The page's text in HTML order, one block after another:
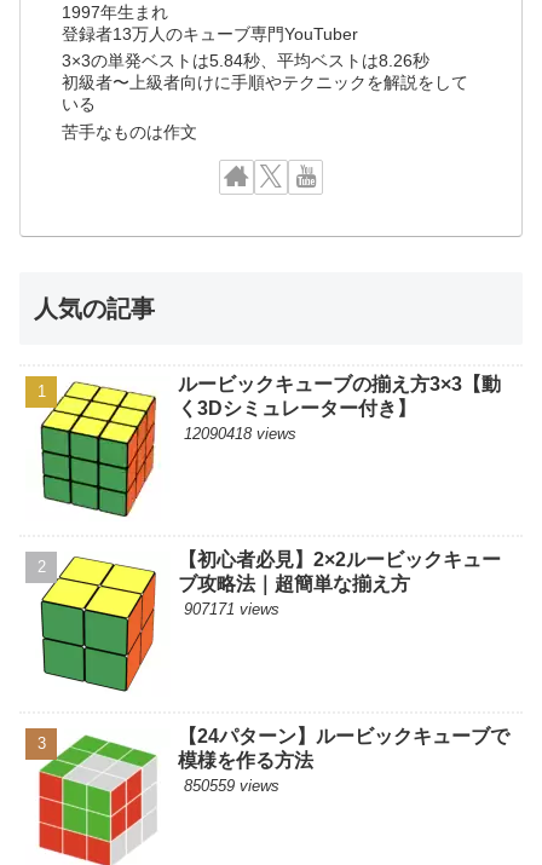
1997年生まれ
登録者13万人のキューブ専門YouTuber
3×3の単発ベストは5.84秒、平均ベストは8.26秒
初級者〜上級者向けに手順やテクニックを解説をして
いる
苦手なものは作文
人気の記事
ルービックキューブの揃え方3×3【動
く3Dシミュレーター付き】
12090418 views
【初心者必見】2×2ルービックキュー
ブ攻略法｜超簡単な揃え方
907171 views
【24パターン】ルービックキューブで
模様を作る方法
850559 views